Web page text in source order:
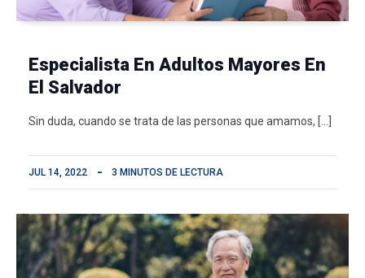
Especialista En Adultos Mayores En
El Salvador
Sin duda, cuando se trata de las personas que amamos, […]
JUL 14, 2022 3 MINUTOS DE LECTURA